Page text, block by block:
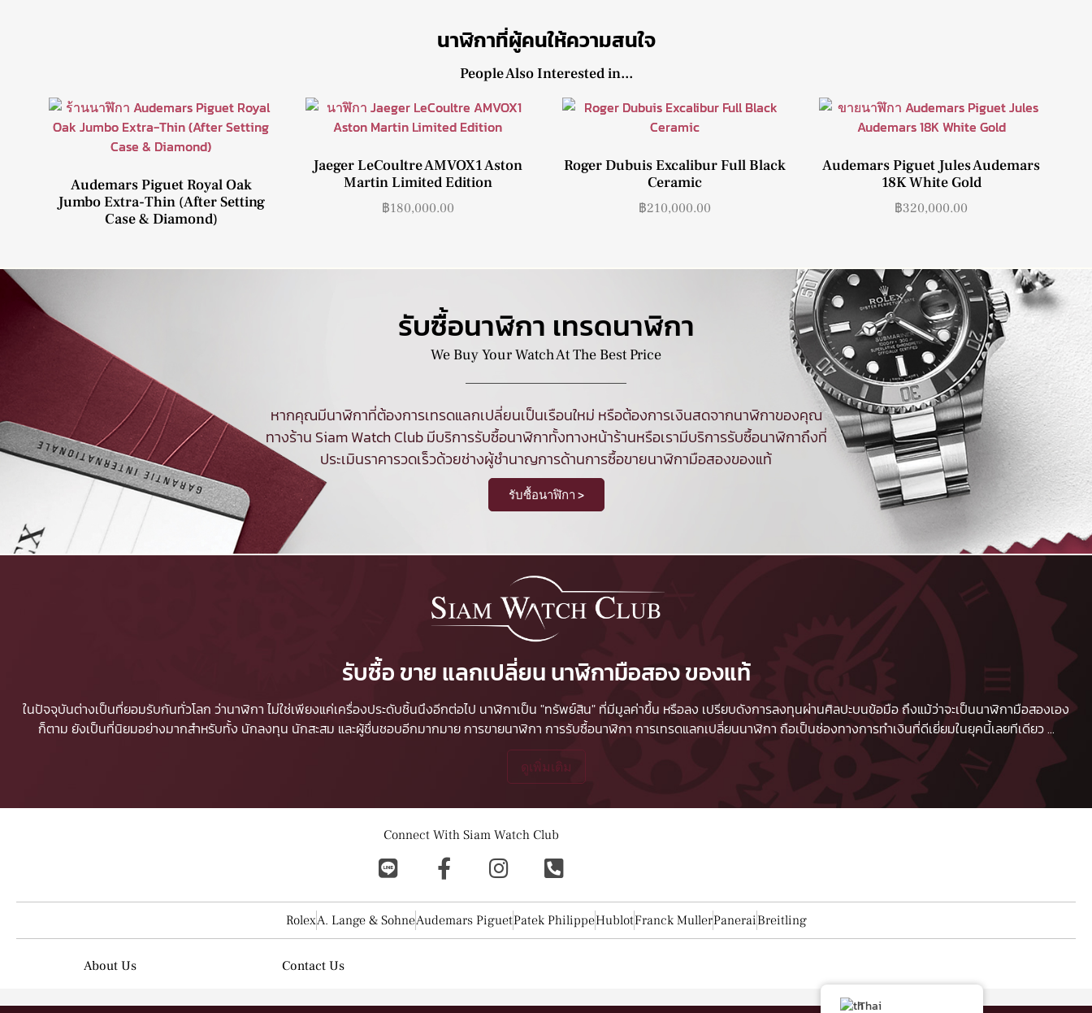
นาฬิกาที่ผู้คนให้ความสนใจ
People Also Interested in...
Audemars Piguet Royal Oak
Jumbo Extra-Thin (After Setting
Case & Diamond)
Jaeger LeCoultre AMVOX1 Aston
Martin Limited Edition
฿180,000.00
Roger Dubuis Excalibur Full Black
Ceramic
฿210,000.00
Audemars Piguet Jules Audemars
18K White Gold
฿320,000.00
รับซื้อนาฬิกา เทรดนาฬิกา
We Buy Your Watch At The Best Price
หากคุณมีนาฬิกาที่ต้องการเทรดแลกเปลี่ยนเป็นเรือนใหม่ หรือต้องการเงินสดจากนาฬิกาของคุณ
ทางร้าน Siam Watch Club มีบริการรับซื้อนาฬิกาทั้งทางหน้าร้านหรือเรามีบริการรับซื้อนาฬิกาถึงที่
ประเมินราคารวดเร็วด้วยช่างผู้ชำนาญการด้านการซื้อขายนาฬิกามือสองของแท้
รับซื้อนาฬิกา >
รับซื้อ ขาย แลกเปลี่ยน นาฬิกามือสอง ของแท้
ในปัจจุบันต่างเป็นที่ยอมรับกันทั่วโลก ว่านาฬิกา ไม่ใช่เพียงแค่เครื่องประดับชิ้นนึงอีกต่อไป นาฬิกาเป็น "ทรัพย์สิน" ที่มีมูลค่าขึ้น หรือลง เปรียบดังการลงทุนผ่านศิลปะบนข้อมือ ถึงแม้ว่าจะเป็นนาฬิกามือสองเอง
ก็ตาม ยังเป็นที่นิยมอย่างมากสำหรับทั้ง นักลงทุน นักสะสม และผู้ชื่นชอบอีกมากมายการขายนาฬิกา การรับซื้อนาฬิกา การเทรดแลกเปลี่ยนนาฬิกา ถือเป็นช่องทางการทำเงินที่ดีเยี่ยมในยุคนี้เลยทีเดียว...
ดูเพิ่มเติม
Connect With Siam Watch Club
RolexA. Lange & SohneAudemars PiguetPatek PhilippeHublotFranck MullerPaneraiBreitling
About Us Contact Us
Thai